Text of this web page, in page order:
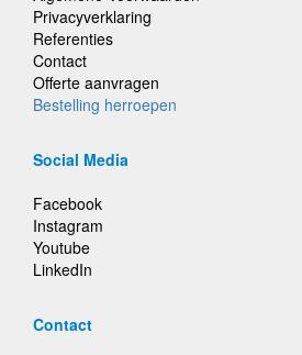
Privacyverklaring
Referenties
Contact
Offerte aanvragen
Bestelling herroepen
Social Media
Facebook
Instagram
Youtube
LinkedIn
Contact